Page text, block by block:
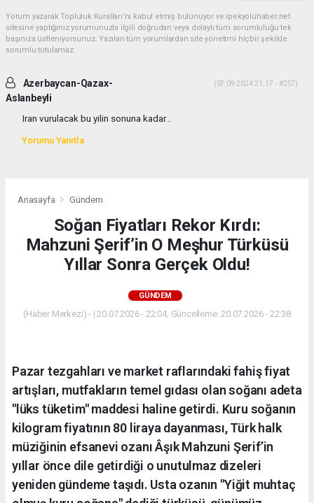
Yorum yazarak Topluluk Kuralları’nı kabul etmiş bulunuyor ve ipekyoluhaber.net
sitesine yaptığınız yorumunuzla ilgili doğrudan veya dolaylı tüm sorumluluğu tek
başınıza üstleniyorsunuz. Yazılan tüm yorumlardan site yönetimi hiçbir şekilde
sorumlu tutulamaz.
Azerbaycan-Qazax-
Aslanbeyli
(07.09.2024 21:17 - #257)
Iran vurulacak bu yilin sonuna kadar...
Yorumu Yanıtla
Anasayfa Gündem
Soğan Fiyatları Rekor Kırdı:
Mahzuni Şerif’in O Meşhur Türküsü
Yıllar Sonra Gerçek Oldu!
GÜNDEM
(Haber Merkezi) - | 20.07.2026 - 22:04, Güncelleme: 20.07.2026 - 22:38
Pazar tezgahları ve market raflarındaki fahiş fiyat
artışları, mutfakların temel gıdası olan soğanı adeta
"lüks tüketim" maddesi haline getirdi. Kuru soğanın
kilogram fiyatının 80 liraya dayanması, Türk halk
müziğinin efsanevi ozanı Âşık Mahzuni Şerif’in
yıllar önce dile getirdiği o unutulmaz dizeleri
yeniden gündeme taşıdı. Usta ozanın "Yiğit muhtaç